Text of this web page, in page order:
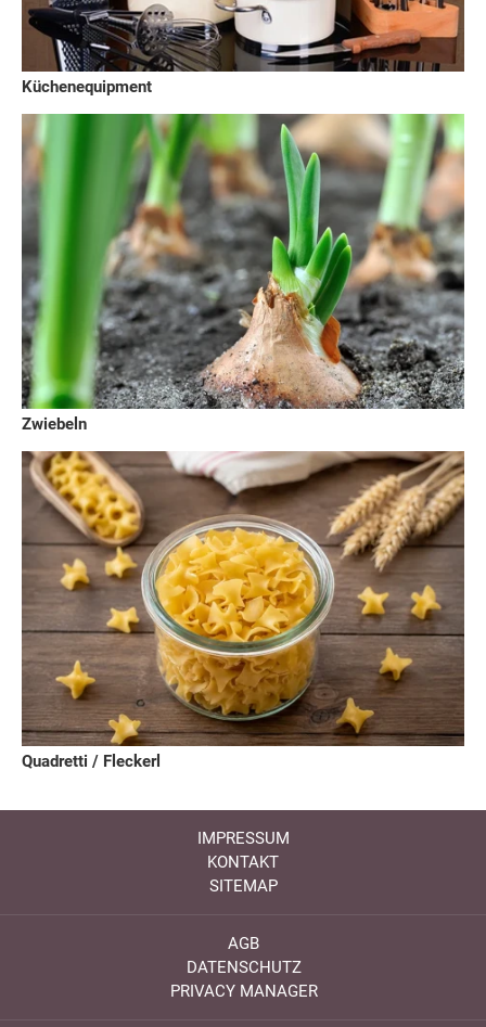
Küchenequipment
Zwiebeln
Quadretti / Fleckerl
IMPRESSUM
KONTAKT
SITEMAP
AGB
DATENSCHUTZ
PRIVACY MANAGER